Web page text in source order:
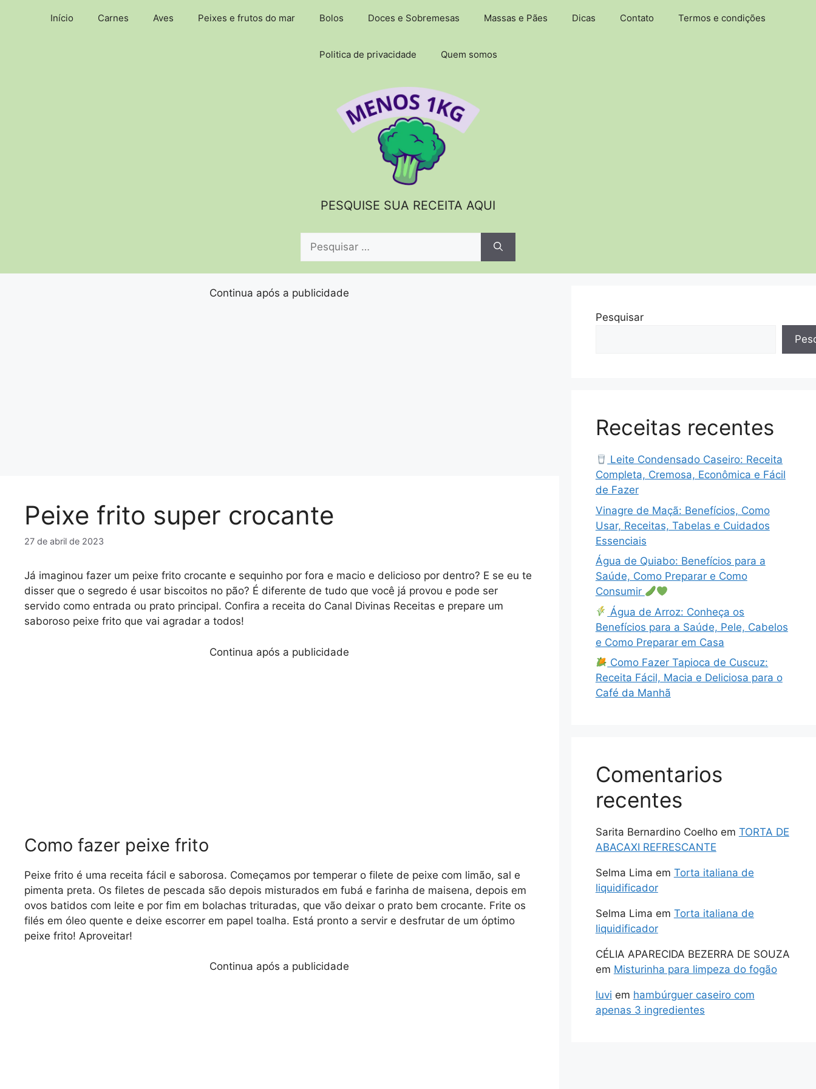
Início Carnes Aves Peixes e frutos do mar Bolos Doces e Sobremesas Massas e Pães Dicas Contato Termos e condições
Politica de privacidade Quem somos
PESQUISE SUA RECEITA AQUI
Pesquisar
Continua após a publicidade
Peixe frito super crocante
27 de abril de 2023
Já imaginou fazer um peixe frito crocante e sequinho por fora e macio e delicioso por dentro? E se eu te
disser que o segredo é usar biscoitos no pão? É diferente de tudo que você já provou e pode ser
servido como entrada ou prato principal. Confira a receita do Canal Divinas Receitas e prepare um
saboroso peixe frito que vai agradar a todos!
Continua após a publicidade
Como fazer peixe frito
Peixe frito é uma receita fácil e saborosa. Começamos por temperar o filete de peixe com limão, sal e
pimenta preta. Os filetes de pescada são depois misturados em fubá e farinha de maisena, depois em
ovos batidos com leite e por fim em bolachas trituradas, que vão deixar o prato bem crocante. Frite os
filés em óleo quente e deixe escorrer em papel toalha. Está pronto a servir e desfrutar de um óptimo
peixe frito! Aproveitar!
Continua após a publicidade
Pesquisar
Receitas recentes
Leite Condensado Caseiro: Receita
Completa, Cremosa, Econômica e Fácil
de Fazer
Vinagre de Maçã: Benefícios, Como
Usar, Receitas, Tabelas e Cuidados
Essenciais
Água de Quiabo: Benefícios para a
Saúde, Como Preparar e Como
Consumir
Água de Arroz: Conheça os
Benefícios para a Saúde, Pele, Cabelos
e Como Preparar em Casa
Como Fazer Tapioca de Cuscuz:
Receita Fácil, Macia e Deliciosa para o
Café da Manhã
Comentarios
recentes
Sarita Bernardino Coelhoem TORTA DE
ABACAXI REFRESCANTE
Selma Lima em Torta italiana de
liquidificador
Selma Lima em Torta italiana de
liquidificador
CÉLIA APARECIDA BEZERRA DE SOUZA
em Misturinha para limpeza do fogão
luvi em hambúrguer caseiro com
apenas 3 ingredientes